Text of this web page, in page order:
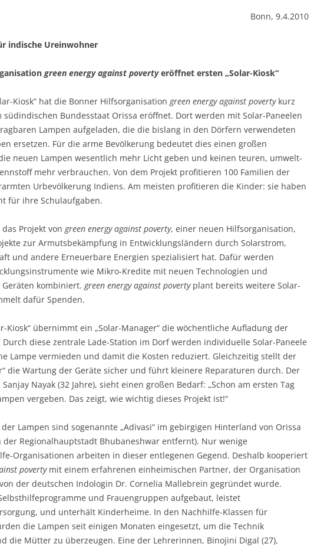
AM
MIT
Bonn, 9.4.2010
indische Ureinwohner
green energy against povertyeröffnet ersten „Solar-Kiosk“
Kiosk“ hat die Bonner Hilfsorganisation green energy against povertykurz
südindischen Bundesstaat Orissa eröffnet. Dort werden mit Solar-Paneelen
Lampen aufgeladen, die die bislang in den Dörfern verwendeten
ersetzen. Für die arme Bevölkerung bedeutet dies einen großen
neuen Lampen wesentlich mehr Licht geben und keinen teuren, um­welt­
mehr verbrauchen. Von dem Projekt profitieren 100 Familien der
Urbevölkerung Indiens. Am meis­ten profitieren die Kinder: sie haben
für ihre Schul­auf­gaben.
Projekt von green energy against poverty, einer neuen Hilfs­organisation,
zur Armutsbekämpfung in Ent­wicklungsländern durch Solar­strom,
und andere Erneuer­bare Energien spezialisiert hat. Dafür werden
wie Mikro-Kredite mit neuen Technologien und
kombiniert. green energy against poverty plant bereits weitere Solar-
dafür Spenden.
Kiosk“ übernimmt ein „Solar-Manager“ die wöchentliche Auf­ladung der
Durch diese zentrale Lade-Station im Dorf werden individuelle Solar-Paneele
Lampe ver­mieden und damit die Kosten reduziert. Gleichzeitig stellt der
die Wartung der Geräte sicher und führt kleinere Reparaturen durch. Der
Nayak (32 Jahre), sieht einen großen Bedarf: „Schon am ersten Tag
vergeben. Das zeigt, wie wichtig dieses Projekt ist!“
Lampen sind sogenannte „Adivasi“ im gebirgigen Hinterland von Orissa
der Regionalhauptstadt Bhubaneshwar entfernt). Nur wenige
Organisationen arbeiten in dieser entlegenen Gegend. Deshalb kooperiert
povertymit einem erfahrenen ein­heimischen Partner, der Organi­sation
der deutschen Indologin Dr. Cornelia Mallebrein gegründet wurde.
und Frauengruppen aufgebaut, leistet
und unterhält Kinderheime. In den Nachhilfe-Klassen für
die Lampen seit einigen Monaten eingesetzt, um die Technik
die Mütter zu über­zeugen. Eine der Lehrerinnen, Binojini Digal (27),